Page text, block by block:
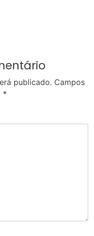
publicado. Campos
*